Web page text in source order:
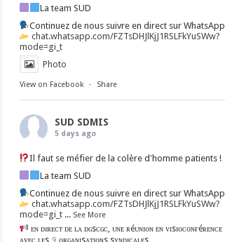
La team SUD
Continuez de nous suivre en direct sur WhatsApp
chat.whatsapp.com/FZTsDHJlKjJ1RSLFkYuSWw?
mode=gi_t
Photo
View on Facebook · Share
SUD SDMIS
5 days ago
Il faut se méfier de la colère d'homme patients !
La team SUD
Continuez de nous suivre en direct sur WhatsApp
chat.whatsapp.com/FZTsDHJlKjJ1RSLFkYuSWw?
mode=gi_t
ᴇɴ ᴅɪʀᴇᴄᴛ ᴅᴇ ʟᴀ ᴅɢsᴄɢᴄ, ᴜɴᴇ ʀéᴜɴɪᴏɴ ᴇɴ ᴠɪsɪᴏᴄᴏɴғéʀᴇɴᴄᴇ
ᴀᴠᴇᴄ ʟᴇs 𝟿 ᴏʀɢᴀɴɪsᴀᴛɪᴏɴs sʏɴᴅɪᴄᴀʟᴇs
... See More